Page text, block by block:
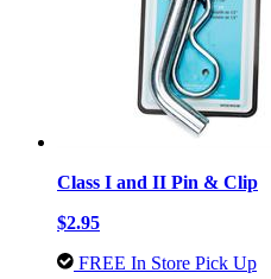
Class I and II Pin & Clip
$2.95
FREE In Store Pick Up